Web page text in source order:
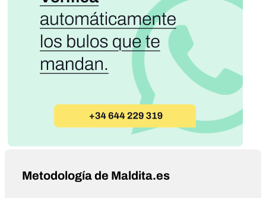
Metodología de Maldita.es